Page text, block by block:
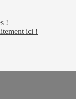
!
ici !